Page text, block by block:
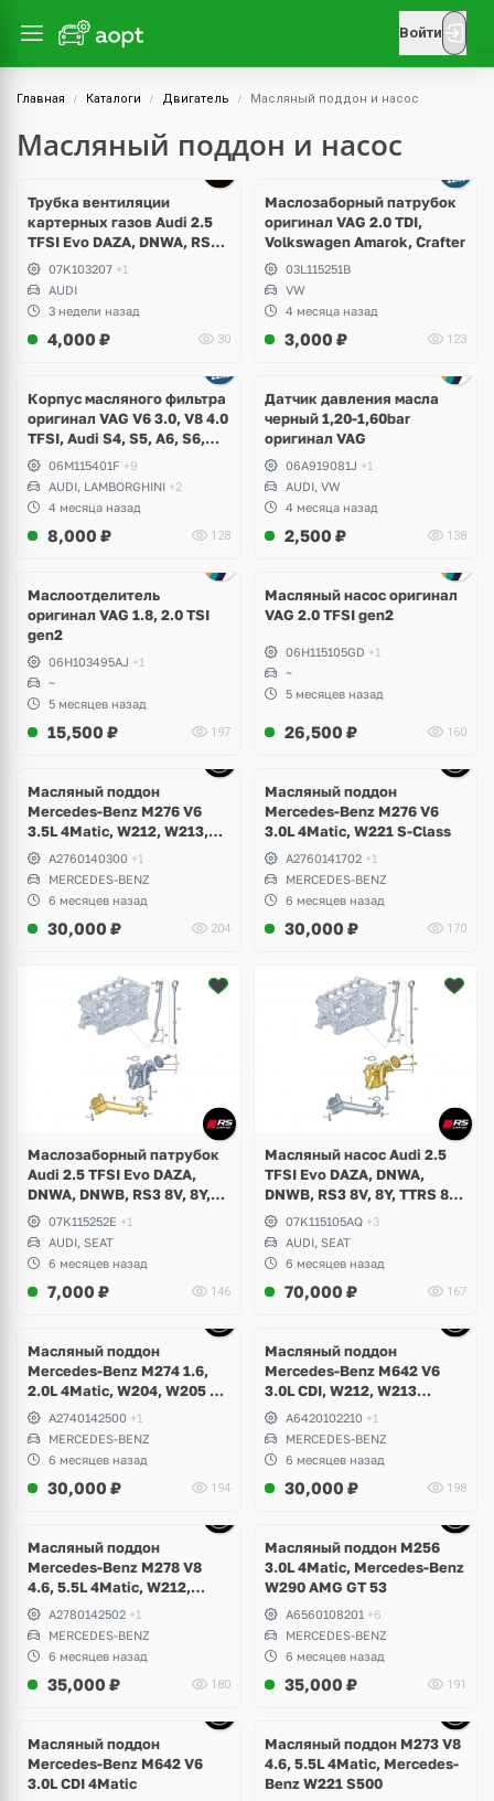
Войти
Главная Каталоги Двигатель Масляный поддон и насос
Масляный поддон и насос
Трубка вентиляции
картерных газов Audi 2.5
TFSI Evo DAZA, DNWA, RS3,
RSQ3, TTRS, Seat
Formenator Cupra
07K103207 +1
AUDI
3 недели назад
4,000 ₽ 30
Маслозаборный патрубок
оригинал VAG 2.0 TDI,
Volkswagen Amarok, Crafter
03L115251B
VW
4 месяца назад
3,000 ₽ 123
Корпус масляного фильтра
оригинал VAG V6 3.0, V8 4.0
TFSI, Audi S4, S5, A6, S6,
RS6, A7, S7, RS7, A8, S8, Q7,
SQ7, Q8, SQ8, RSQ8,
Lamborghini Urus, Porsche
Cayenne, Macan, Panamera,
Bentley
06M115401F +9
AUDI, LAMBORGHINI +2
4 месяца назад
8,000 ₽ 128
Датчик давления масла
черный 1,20-1,60bar
оригинал VAG
06A919081J +1
AUDI, VW
4 месяца назад
2,500 ₽ 138
Маслоотделитель
оригинал VAG 1.8, 2.0 TSI
gen2
06H103495AJ +1
~
5 месяцев назад
15,500 ₽ 197
Масляный насос оригинал
VAG 2.0 TFSI gen2
06H115105GD +1
~
5 месяцев назад
26,500 ₽ 160
Масляный поддон
Mercedes-Benz M276 V6
3.5L 4Matic, W212, W213,
W207, W253 GLC 43 AMG,
GLE W166, GLK X204, W217,
W221, W222 S-Class,
Maybach
A2760140300 +1
MERCEDES-BENZ
6 месяцев назад
30,000 ₽ 204
Масляный поддон
Mercedes-Benz M276 V6
3.0L 4Matic, W221 S-Class
A2760141702 +1
MERCEDES-BENZ
6 месяцев назад
30,000 ₽ 170
Маслозаборный патрубок
Audi 2.5 TFSI Evo DAZA,
DNWA, DNWB, RS3 8V, 8Y,
TTRS 8S, RSQ3 F3, Seat
Formentor Cupra
07K115252E +1
AUDI, SEAT
6 месяцев назад
7,000 ₽ 146
Масляный насос Audi 2.5
TFSI Evo DAZA, DNWA,
DNWB, RS3 8V, 8Y, TTRS 8S,
RSQ3 F3, Seat Formentor
Cupra
07K115105AQ +3
AUDI, SEAT
6 месяцев назад
70,000 ₽ 167
Масляный поддон
Mercedes-Benz M274 1.6,
2.0L 4Matic, W204, W205 C-
Class, GLK, W212, W213 E-
Class, W253 GLC
A2740142500 +1
MERCEDES-BENZ
6 месяцев назад
30,000 ₽ 194
Масляный поддон
Mercedes-Benz M642 V6
3.0L CDI, W212, W213
E350d, W463 G350d, W253
GLC 350d, W166 GL, GLE,
GLS, W292 GLE350d, W251
R350d, W217, W222 S400d
A6420102210 +1
MERCEDES-BENZ
6 месяцев назад
30,000 ₽ 198
Масляный поддон
Mercedes-Benz M278 V8
4.6, 5.5L 4Matic, W212,
W207 E500, E63 AMG, W216
CL500, W218 CLS 500, 63,
W166 ML, GLS, GLE 63S,
W217, W221, W222 S63,
S500 Maybach
A2780142502 +1
MERCEDES-BENZ
6 месяцев назад
35,000 ₽ 180
Масляный поддон M256
3.0L 4Matic, Mercedes-Benz
W290 AMG GT 53
A6560108201 +6
MERCEDES-BENZ
6 месяцев назад
35,000 ₽ 191
Масляный поддон
Mercedes-Benz M642 V6
3.0L CDI 4Matic
Масляный поддон M273 V8
4.6, 5.5L 4Matic, Mercedes-
Benz W221 S500